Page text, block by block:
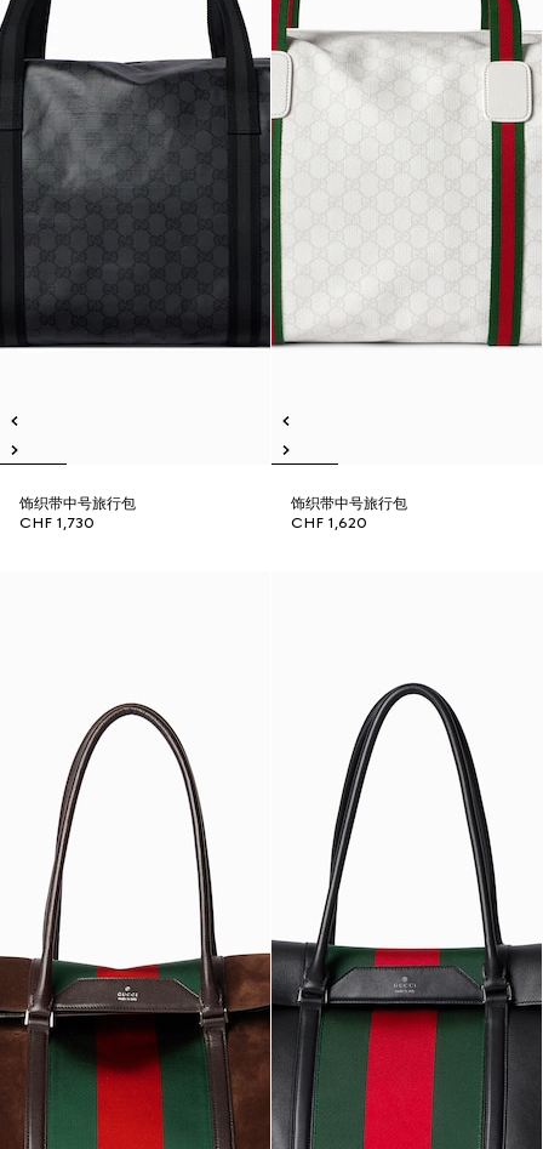
饰织带中号旅行包
CHF 1,730
饰织带中号旅行包
CHF 1,620